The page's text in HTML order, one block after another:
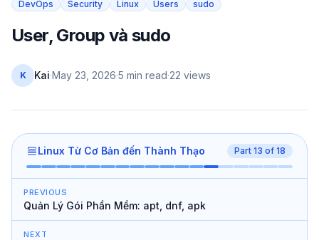
DevOps Security Linux Users sudo
User, Group và sudo
K Kai·May 23, 2026·5 min read·22 views
Linux Từ Cơ Bản đến Thành Thạo Part 13 of 18
PREVIOUS
Quản Lý Gói Phần Mềm: apt, dnf, apk
NEXT